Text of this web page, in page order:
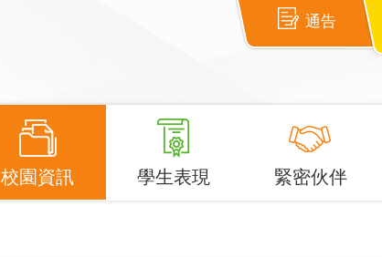
通告
校園資訊 學生表現 緊密伙伴